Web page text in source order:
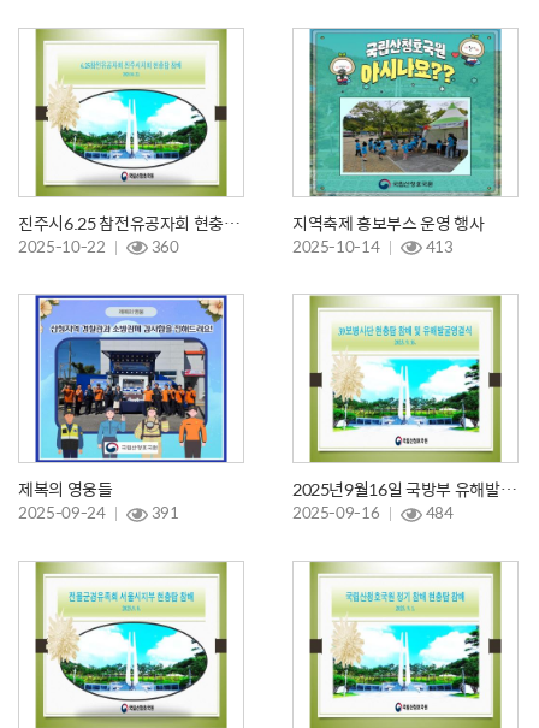
진주시6.25 참전유공자회 현충탑참배
2025-10-22 360
지역축제 홍보부스 운영 행사
2025-10-14 413
제복의 영웅들
2025-09-24 391
2025년9월16일 국방부 유해발굴 영결식
2025-09-16 484